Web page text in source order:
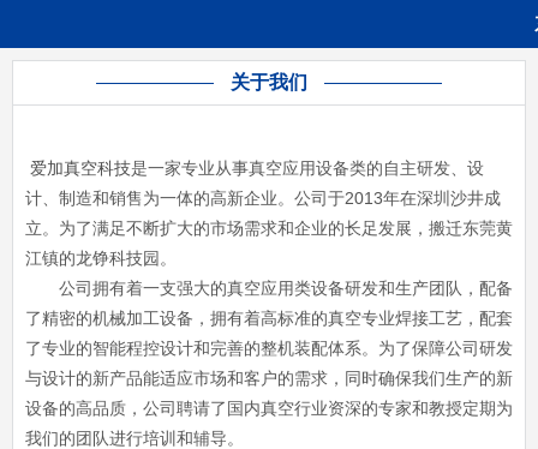
关于我们
爱加真空科技是一家专业从事真空应用设备类的自主研发、设
计、制造和销售为一体的高新企业。公司于2013年在深圳沙井成
立。为了满足不断扩大的市场需求和企业的长足发展，搬迁东莞黄
江镇的龙铮科技园。
公司拥有着一支强大的真空应用类设备研发和生产团队，配备
了精密的机械加工设备，拥有着高标准的真空专业焊接工艺，配套
了专业的智能程控设计和完善的整机装配体系。为了保障公司研发
与设计的新产品能适应市场和客户的需求，同时确保我们生产的新
设备的高品质，公司聘请了国内真空行业资深的专家和教授定期为
我们的团队进行培训和辅导。